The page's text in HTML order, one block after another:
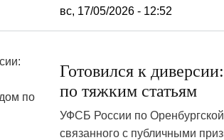
вс, 17/05/2026 - 12:52
Готовился к
по тяжким статьям
УФСБ России по
связанного с публичными